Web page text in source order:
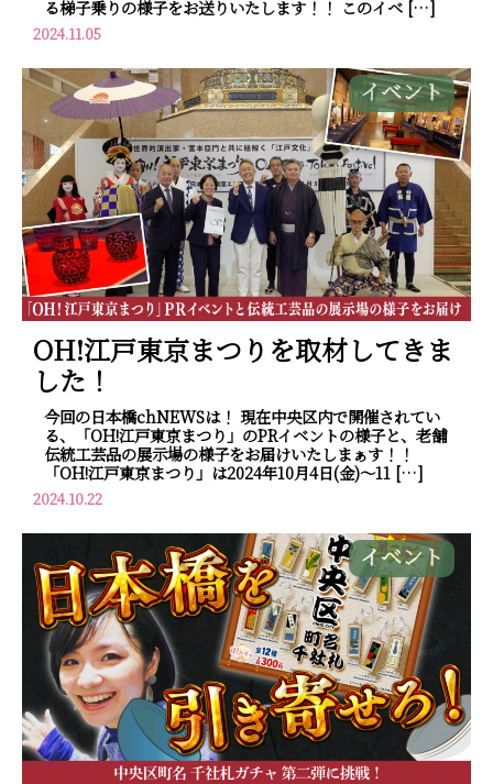
る梯子乗りの様子をお送りいたします！！ このイベ […]
2024.11.05
イベント
OH!江戸東京まつりを取材してきま
した！
今回の日本橋chNEWSは！ 現在中央区内で開催されてい
る、「OH!江戸東京まつり」のPRイベントの様子と、老舗
伝統工芸品の展示場の様子をお届けいたしまぁす！！
「OH!江戸東京まつり」は2024年10月4日(金)～11 […]
2024.10.22
イベント